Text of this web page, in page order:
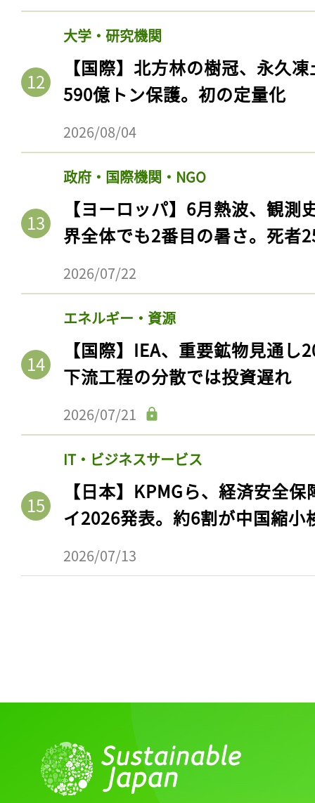
大学・研究機関
【国際】北方林の樹冠、永久
590億トン保護。初の定量化
2026/08/04
政府・国際機関・NGO
【ヨーロッパ】6月熱波、観
界全体でも2番目の暑さ。死者
2026/07/22
エネルギー・資源
【国際】IEA、重要鉱物見通
下流工程の分散では投資遅れ
2026/07/21
IT・ビジネスサービス
【日本】KPMGら、経済安全
イ2026発表。約6割が中国縮小
2026/07/13
記事をお気に入りに